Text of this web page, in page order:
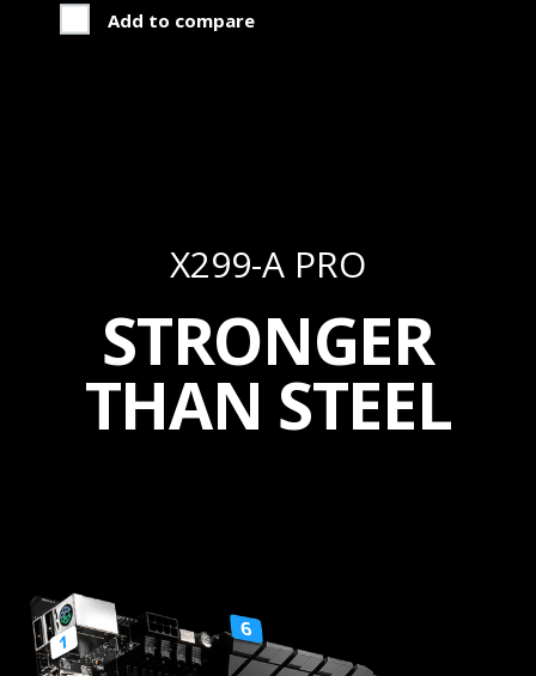
Add to compare
X299-A PRO
STRONGER
THAN STEEL